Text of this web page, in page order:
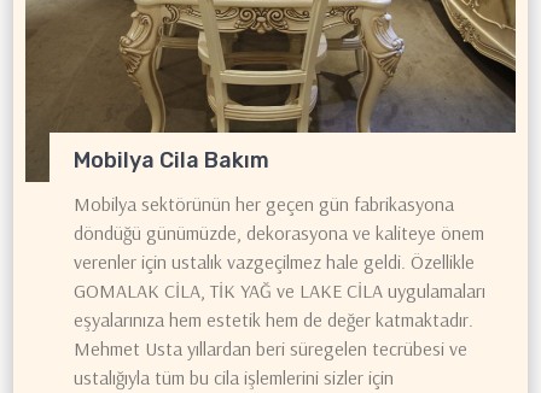
Mobilya Cila Bakım
Mobilya sektörünün her geçen gün fabrikasyona
döndüğü günümüzde, dekorasyona ve kaliteye önem
verenler için ustalık vazgeçilmez hale geldi. Özellikle
GOMALAK CİLA, TİK YAĞ ve LAKE CİLA uygulamaları
eşyalarınıza hem estetik hem de değer katmaktadır.
Mehmet Usta yıllardan beri süregelen tecrübesi ve
ustalığıyla tüm bu cila işlemlerini sizler için